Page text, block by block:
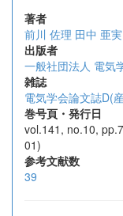
著者
前川 佐理 田中 亜実
出版者
一般社団法人 電気
雑誌
電気学会論文誌D(
巻号頁・発行日
vol.141, no.10,
01)
参考文献数
39